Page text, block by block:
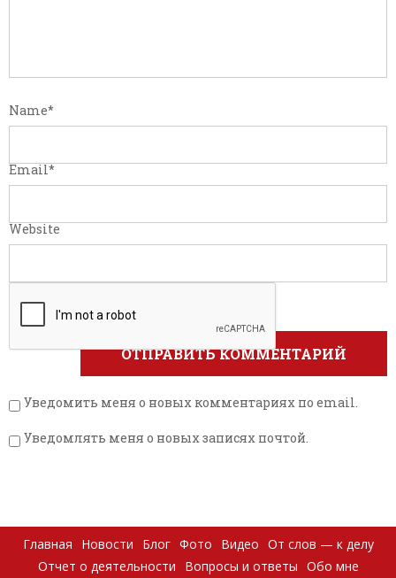
Name*
Email*
Website
Уведомить меня о новых комментариях по email.
Уведомлять меня о новых записях почтой.
Главная Новости Блог Фото Видео От слов — к делу
Отчет о деятельности
Вопросы и ответы Обо мне